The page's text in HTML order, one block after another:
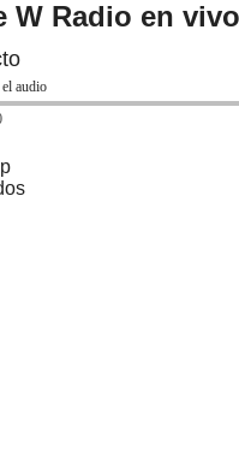
W Radio en
audio